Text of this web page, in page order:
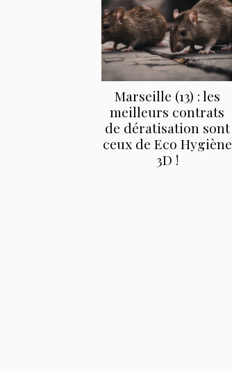
Marseille (13) : les
meilleurs contrats
de dératisation sont
ceux de Eco Hygiène
3D !